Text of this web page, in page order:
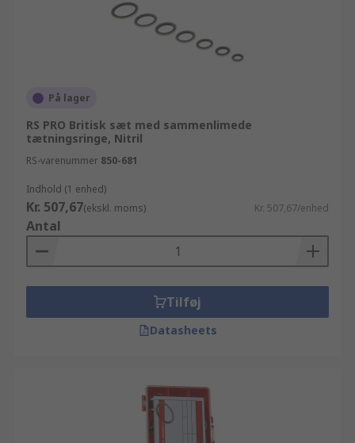
På lager
RS PRO Britisk sæt med sammenlimede
tætningsringe, Nitril
RS-varenummer 850-681
Indhold (1 enhed)
Kr. 507,67(ekskl. moms) Kr. 507,67/enhed
Antal
Tilføj
Datasheets